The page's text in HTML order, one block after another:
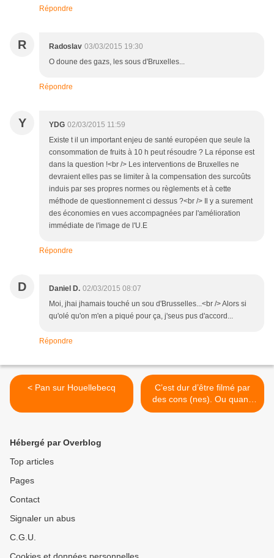
Répondre
R Radoslav 03/03/2015 19:30
O doune des gazs, les sous d'Bruxelles...
Répondre
Y YDG 02/03/2015 11:59
Existe t il un important enjeu de santé européen que seule la
consommation de fruits à 10 h peut résoudre ? La réponse est
dans la question !<br /> Les interventions de Bruxelles ne
devraient elles pas se limiter à la compensation des surcoûts
induis par ses propres normes ou règlements et à cette
méthode de questionnement ci dessus ?<br /> Il y a surement
des économies en vues accompagnées par l'amélioration
immédiate de l'image de l'U.E
Répondre
D Daniel D. 02/03/2015 08:07
Moi, jhai jhamais touché un sou d'Brusselles...<br /> Alors si
qu'olé qu'on m'en a piqué pour ça, j'seus pus d'accord...
Répondre
< Pan sur Houellebecq
C’est dur d’être filmé par
des cons (nes). Ou quand
toutes les pommes voient
Hébergé par Overblog
Top articles
Pages
Contact
Signaler un abus
C.G.U.